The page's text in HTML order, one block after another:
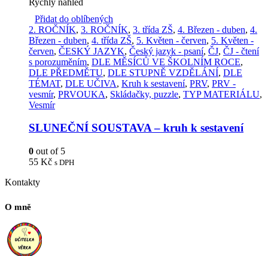
Přidat do oblíbených
2. ROČNÍK, 3. ROČNÍK, 3. třída ZŠ, 4. Březen - duben, 4.
Březen - duben, 4. třída ZŠ, 5. Květen - červen, 5. Květen -
červen, ČESKÝ JAZYK, Český jazyk - psaní, ČJ, ČJ - čtení
s porozuměním, DLE MĚSÍCŮ VE ŠKOLNÍM ROCE,
DLE PŘEDMĚTU, DLE STUPNĚ VZDĚLÁNÍ, DLE
TÉMAT, DLE UČIVA, Kruh k sestavení, PRV, PRV -
vesmír, PRVOUKA, Skládačky, puzzle, TYP MATERIÁLU,
Vesmír
SLUNEČNÍ SOUSTAVA – kruh k sestavení
0 out of 5
55 Kč s DPH
Kontakty
O mně